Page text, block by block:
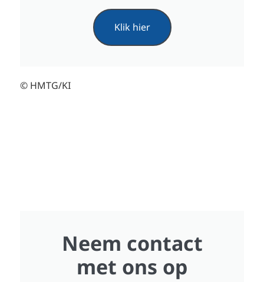
Klik hier
© HMTG/KI
Neem contact
met ons op